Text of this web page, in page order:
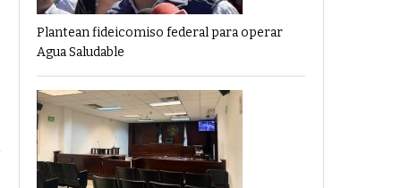
Plantean fideicomiso federal para operar
Agua Saludable